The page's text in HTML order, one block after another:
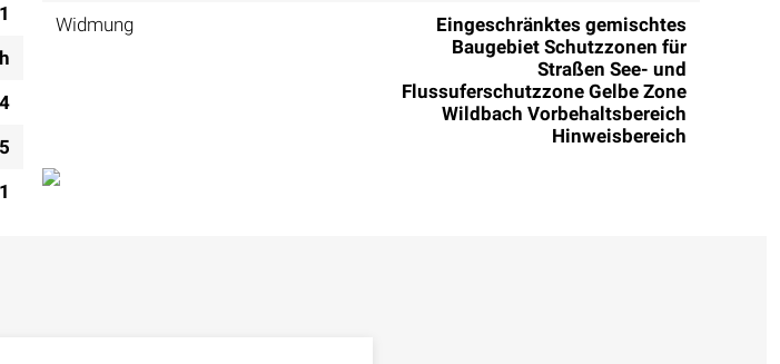
Widmung
Eingeschränktes gemischtes
Baugebiet Schutzzonen für
Straßen See- und
Flussuferschutzzone Gelbe Zone
Wildbach Vorbehaltsbereich
Hinweisbereich